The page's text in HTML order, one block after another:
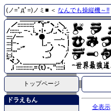
(ノ=ﾟдﾟ=)ノミ■ ＜ なんでも操縦機～!!
トップページ
ドラえもん
全表示